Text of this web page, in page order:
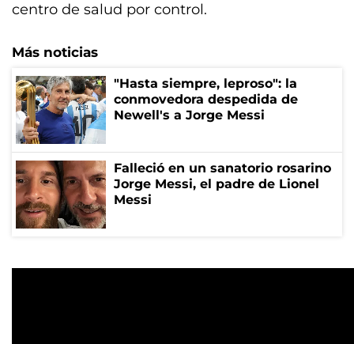
centro de salud por control.
Más noticias
"Hasta siempre, leproso": la
conmovedora despedida de
Newell's a Jorge Messi
Falleció en un sanatorio rosarino
Jorge Messi, el padre de Lionel
Messi